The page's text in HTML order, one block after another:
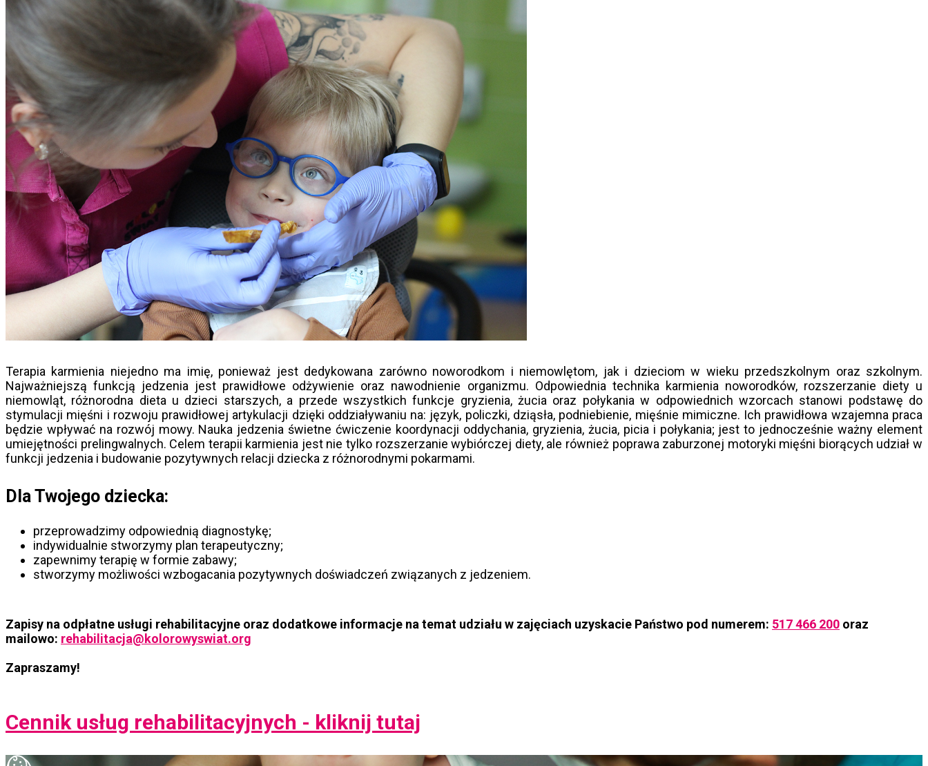
Terapia karmienia niejedno ma imię, ponieważ jest dedykowana zarówno noworodkom i niemowlętom, jak i dzieciom w wieku przedszkolnym oraz szkolnym.
Najważniejszą funkcją jedzenia jest prawidłowe odżywienie oraz nawodnienie organizmu. Odpowiednia technika karmienia noworodków, rozszerzanie diety u
niemowląt, różnorodna dieta u dzieci starszych, a przede wszystkich funkcje gryzienia, żucia oraz połykania w odpowiednich wzorcach stanowi podstawę do
stymulacji mięśni i rozwoju prawidłowej artykulacji dzięki oddziaływaniu na: język, policzki, dziąsła, podniebienie, mięśnie mimiczne. Ich prawidłowa wzajemna praca
będzie wpływać na rozwój mowy. Nauka jedzenia świetne ćwiczenie koordynacji oddychania, gryzienia, żucia, picia i połykania; jest to jednocześnie ważny element
umiejętności prelingwalnych. Celem terapii karmienia jest nie tylko rozszerzanie wybiórczej diety, ale również poprawa zaburzonej motoryki mięśni biorących udział w
funkcji jedzenia i budowanie pozytywnych relacji dziecka z różnorodnymi pokarmami.
Dla Twojego dziecka:
przeprowadzimy odpowiednią diagnostykę;
indywidualnie stworzymy plan terapeutyczny;
zapewnimy terapię w formie zabawy;
stworzymy możliwości wzbogacania pozytywnych doświadczeń związanych z jedzeniem.
Zapisy na odpłatne usługi rehabilitacyjne oraz dodatkowe informacje na temat udziału w zajęciach uzyskacie Państwo pod numerem: 517 466 200 oraz
mailowo: rehabilitacja@kolorowyswiat.org
Zapraszamy!
Cennik usług rehabilitacyjnych - kliknij tutaj